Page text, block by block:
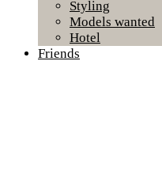
Styling
Models wanted
Hotel
Friends